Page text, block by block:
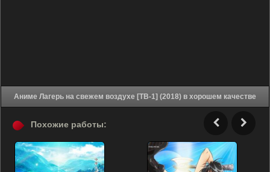
Аниме Лагерь на свежем воздухе [ТВ-1] (2018) в хорошем качестве
Похожие работы: